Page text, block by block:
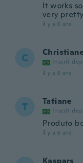
It works
very pretty
il y a 6 ans
C Inscrit
il y a 6 ans
T Tatiane
Inscrit
Produto
il y a 6 ans
Kaspars